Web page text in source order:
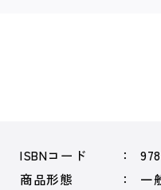
ISBNコード
商品形態
一